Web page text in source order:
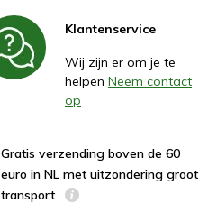
Klantenservice
Wij zijn er om je te
helpen Neem contact
op
Gratis verzending boven de 60
euro in NL met uitzondering groot
transport